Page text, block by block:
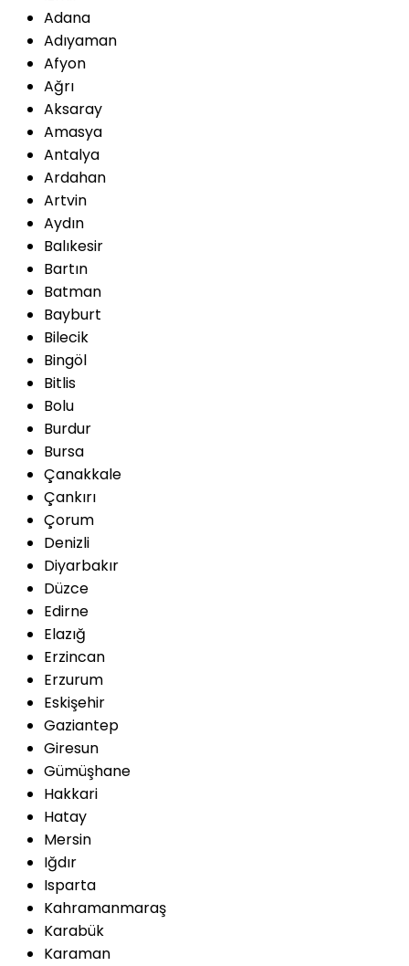
Adana
Adıyaman
Afyon
Ağrı
Aksaray
Amasya
Antalya
Ardahan
Artvin
Aydın
Balıkesir
Bartın
Batman
Bayburt
Bilecik
Bingöl
Bitlis
Bolu
Burdur
Bursa
Çanakkale
Çankırı
Çorum
Denizli
Diyarbakır
Düzce
Edirne
Elazığ
Erzincan
Erzurum
Eskişehir
Gaziantep
Giresun
Gümüşhane
Hakkari
Hatay
Mersin
Iğdır
Isparta
Kahramanmaraş
Karabük
Karaman